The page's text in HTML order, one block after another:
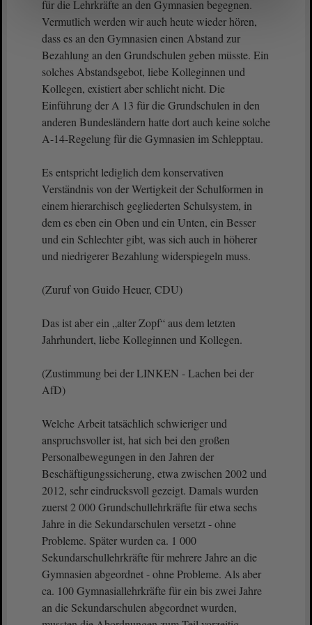
für die Lehrkräfte an den Gymnasien begegnen.
Vermutlich werden wir auch heute wieder hören,
dass es an den Gymnasien einen Abstand zur
Bezahlung an den Grundschulen geben müsste. Ein
solches Abstandsgebot, liebe Kolleginnen und
Kollegen, existiert aber schlicht nicht. Die
Einführung der A 13 für die Grundschulen in den
anderen Bundesländern hatte dort auch keine solche
A-14-Regelung für die Gymnasien im Schlepptau.
Es entspricht lediglich dem konservativen
Verständnis von der Wertigkeit der Schulformen in
einem hierarchisch gegliederten Schulsystem, in
dem es eben ein Oben und ein Unten, ein Besser
und ein Schlechter gibt, was sich auch in höherer
und niedrigerer Bezahlung widerspiegeln muss.
(Zuruf von Guido Heuer, CDU)
Das ist aber ein „alter Zopf“ aus dem letzten
Jahrhundert, liebe Kolleginnen und Kollegen.
(Zustimmung bei der LINKEN - Lachen bei der
AfD)
Welche Arbeit tatsächlich schwieriger und
anspruchsvoller ist, hat sich bei den großen
Personalbewegungen in den Jahren der
Beschäftigungssicherung, etwa zwischen 2002 und
2012, sehr eindrucksvoll gezeigt. Damals wurden
zuerst 2 000 Grundschullehrkräfte für etwa sechs
Jahre in die Sekundarschulen versetzt - ohne
Probleme. Später wurden ca. 1 000
Sekundarschullehrkräfte für mehrere Jahre an die
Gymnasien abgeordnet - ohne Probleme. Als aber
ca. 100 Gymnasiallehrkräfte für ein bis zwei Jahre
an die Sekundarschulen abgeordnet wurden,